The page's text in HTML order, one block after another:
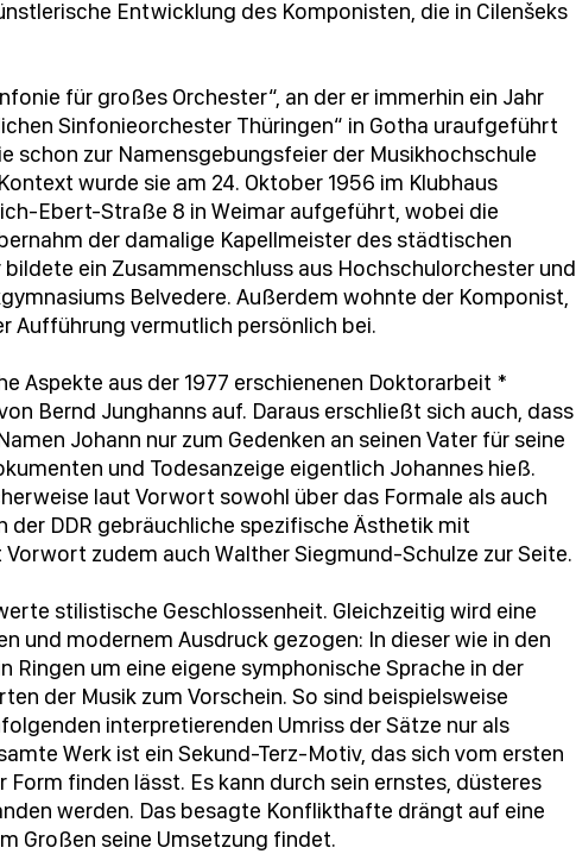
Entwicklung des Komponisten, die in Cilenšeks
für großes Orchester“, an der er immerhin ein Jahr
Sinfonieorchester Thüringen“ in Gotha uraufgeführt
schon zur Namensgebungsfeier der Musikhochschule
wurde sie am 24. Oktober 1956 im Klubhaus
Ebert-Straße 8 in Weimar aufgeführt, wobei die
der damalige Kapellmeister des städtischen
ein Zusammenschluss aus Hochschulorchester und
Belvedere. Außerdem wohnte der Komponist,
Aufführung vermutlich persönlich bei.
Aspekte aus der 1977 erschienenen Doktorarbeit *
Bernd Junghanns auf. Daraus erschließt sich auch, dass
Johann nur zum Gedenken an seinen Vater für seine
und Todesanzeige eigentlich Johannes hieß.
laut Vorwort sowohl über das Formale als auch
der DDR gebräuchliche spezifische Ästhetik mit
zudem auch Walther Siegmund-Schulze zur Seite.
stilistische Geschlossenheit. Gleichzeitig wird eine
und modernem Ausdruck gezogen: In dieser wie in den
Ringen um eine eigene symphonische Sprache in der
der Musik zum Vorschein. So sind beispielsweise
interpretierenden Umriss der Sätze nur als
Werk ist ein Sekund-Terz-Motiv, das sich vom ersten
finden lässt. Es kann durch sein ernstes, düsteres
werden. Das besagte Konflikthafte drängt auf eine
Großen seine Umsetzung findet.